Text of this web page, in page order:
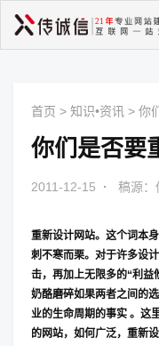
首页 > 知识•资讯 > 你
你们是否要
2011-12-15 · 稿源：
重新设计网站。这个词本
刺不寒而栗。对于许多设
击，再加上无限多的“利益
奶酪磨碎如果两者之间的
业的生命周期的事实 。这
的网站，如何广泛，重新设